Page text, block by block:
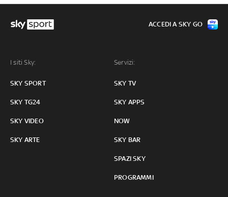
I siti Sky:
SKY SPORT
SKY TG24
SKY VIDEO
SKY ARTE
Servizi:
SKY TV
SKY APPS
NOW
SKY BAR
SPAZI SKY
PROGRAMMI
ACCEDI A SKY GO